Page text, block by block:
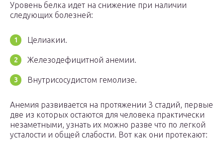
Уровень белка идет на снижение при наличии
следующих болезней:
Целиакии.
Железодефицитной анемии.
Внутрисосудистом гемолизе.
Анемия развивается на протяжении 3 стадий, первые
две из которых остаются для человека практически
незаметными, узнать их можно разве что по легкой
усталости и общей слабости. Вот как они протекают: